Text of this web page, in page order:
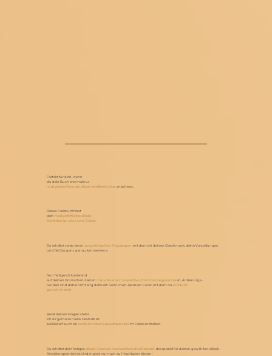
Perfekt für dich, wenn
du dein Bucherst mal nur
in digitaler Form als eBook veröffentlichen möchtest.
Dieses Paket umfasst
deinmaßgefertigtes eBook-
Coverdesign plus zwei Extras.
Du erhältst vorab einen ausgeklügelten Fragebogen, mit dem ich deinen Geschmack, deine Vorstellungen
und No Gos ganz genau kennenlerne.
Nun fertige ich basierend
auf deinen Wünschen deinenindividuellen Coverentwurf mit Glücksgarantiean. Änderungs-
runden sind dabei nicht eng definiert. Denn mein Ziel ist ein Cover, mit dem durundum
glücklich bist!
Bei all deinen Fragen stehe
ich dir gerne zur Seite. Deshalb ist
bei Bedarf auch ein ausführlicher Support per Mail im Paket enthalten.
Du erhältst dein fertigeseBook-Cover als hochauflösende Bilddatei, die speziell für deinen gewählten eBook-
Anbieter optimiert ist. Und musst nur noch auf Hochladen klicken!